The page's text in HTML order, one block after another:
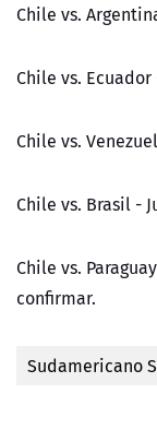
Chile vs.
Chile vs.
Chile vs.
Chile vs. Brasil -
Chile vs.
confirmar.
Sudamericano